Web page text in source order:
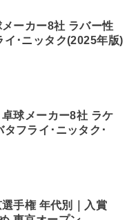
ーカー8社 ラバー性
イ･ニッタク(2025年版)
球メーカー8社 ラケ
タフライ･ニッタク･
手権 年代別｜入賞